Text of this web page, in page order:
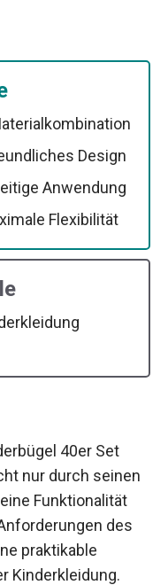
Design
Anwendung
Flexibilität
40er Set
nur durch seinen
Funktionalität
des
praktikable
Kinderkleidung.